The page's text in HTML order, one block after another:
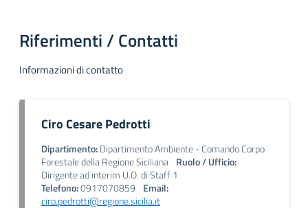
Riferimenti / Contatti
Informazioni di contatto
Ciro Cesare Pedrotti
Dipartimento:Dipartimento Ambiente - Comando Corpo
Forestale della Regione Siciliana Ruolo / Ufficio:
Dirigente ad interim U.O. di Staff 1
Telefono:0917070859 Email:
ciro.pedrotti@regione.sicilia.it